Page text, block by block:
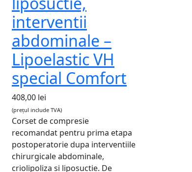
interventii
abdominale –
Lipoelastic VH
special Comfort
408,00 lei
(prețul include TVA)
Corset de compresie
recomandat pentru prima etapa
postoperatorie dupa interventiile
chirurgicale abdominale,
criolipoliza si liposuctie. De